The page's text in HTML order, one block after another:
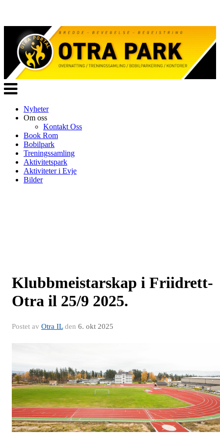
Veksle
navigasjon
Nyheter
Om oss
Kontakt Oss
Book Rom
Bobilpark
Treningssamling
Aktivitetspark
Aktiviteter i Evje
Bilder
Klubbmeistarskap i Friidrett-
Otra il 25/9 2025.
Postet av Otra ILden 6. okt 2025